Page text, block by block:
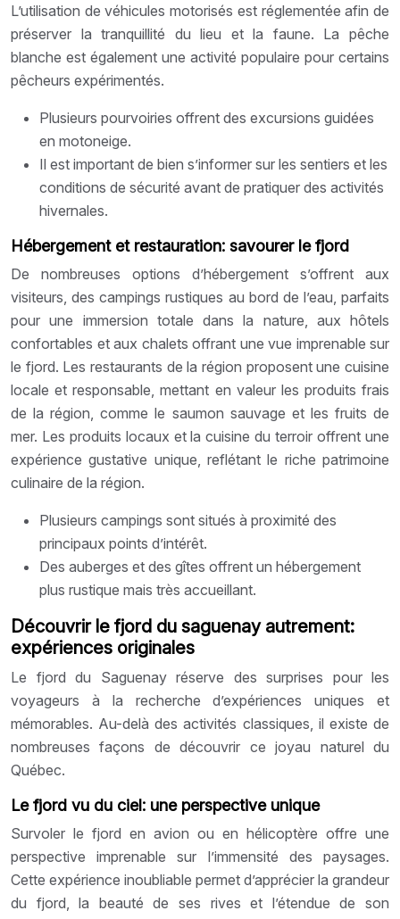
L’utilisation de véhicules motorisés est réglementée afin de
préserver la tranquillité du lieu et la faune. La pêche
blanche est également une activité populaire pour certains
pêcheurs expérimentés.
Plusieurs pourvoiries offrent des excursions guidées
en motoneige.
Il est important de bien s’informer sur les sentiers et les
conditions de sécurité avant de pratiquer des activités
hivernales.
Hébergement et restauration: savourer le fjord
De nombreuses options d’hébergement s’offrent aux
visiteurs, des campings rustiques au bord de l’eau, parfaits
pour une immersion totale dans la nature, aux hôtels
confortables et aux chalets offrant une vue imprenable sur
le fjord. Les restaurants de la région proposent une cuisine
locale et responsable, mettant en valeur les produits frais
de la région, comme le saumon sauvage et les fruits de
mer. Les produits locaux et la cuisine du terroir offrent une
expérience gustative unique, reflétant le riche patrimoine
culinaire de la région.
Plusieurs campings sont situés à proximité des
principaux points d’intérêt.
Des auberges et des gîtes offrent un hébergement
plus rustique mais très accueillant.
Découvrir le fjord du saguenay autrement:
expériences originales
Le fjord du Saguenay réserve des surprises pour les
voyageurs à la recherche d’expériences uniques et
mémorables. Au-delà des activités classiques, il existe de
nombreuses façons de découvrir ce joyau naturel du
Québec.
Le fjord vu du ciel: une perspective unique
Survoler le fjord en avion ou en hélicoptère offre une
perspective imprenable sur l’immensité des paysages.
Cette expérience inoubliable permet d’apprécier la grandeur
du fjord, la beauté de ses rives et l’étendue de son